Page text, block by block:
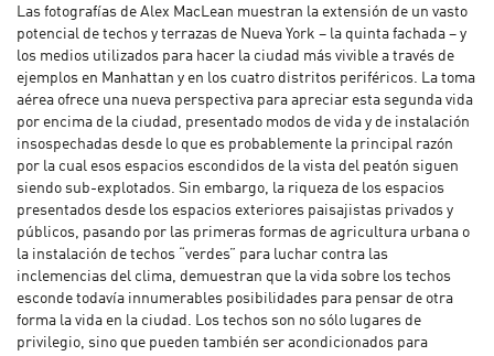
Las fotografías de Alex MacLean muestran la extensión de un vasto
potencial de techos y terrazas de Nueva York – la quinta fachada – y
los medios utilizados para hacer la ciudad más vivible a través de
ejemplos en Manhattan y en los cuatro distritos periféricos. La toma
aérea ofrece una nueva perspectiva para apreciar esta segunda vida
por encima de la ciudad, presentado modos de vida y de instalación
insospechadas desde lo que es probablemente la principal razón
por la cual esos espacios escondidos de la vista del peatón siguen
siendo sub-explotados. Sin embargo, la riqueza de los espacios
presentados desde los espacios exteriores paisajistas privados y
públicos, pasando por las primeras formas de agricultura urbana o
la instalación de techos “verdes” para luchar contra las
inclemencias del clima, demuestran que la vida sobre los techos
esconde todavía innumerables posibilidades para pensar de otra
forma la vida en la ciudad. Los techos son no sólo lugares de
privilegio, sino que pueden también ser acondicionados para